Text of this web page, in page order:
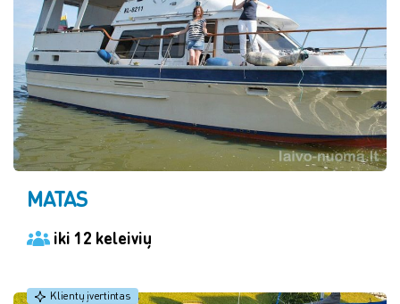
MATAS
iki 12 keleivių
Klientų įvertintas